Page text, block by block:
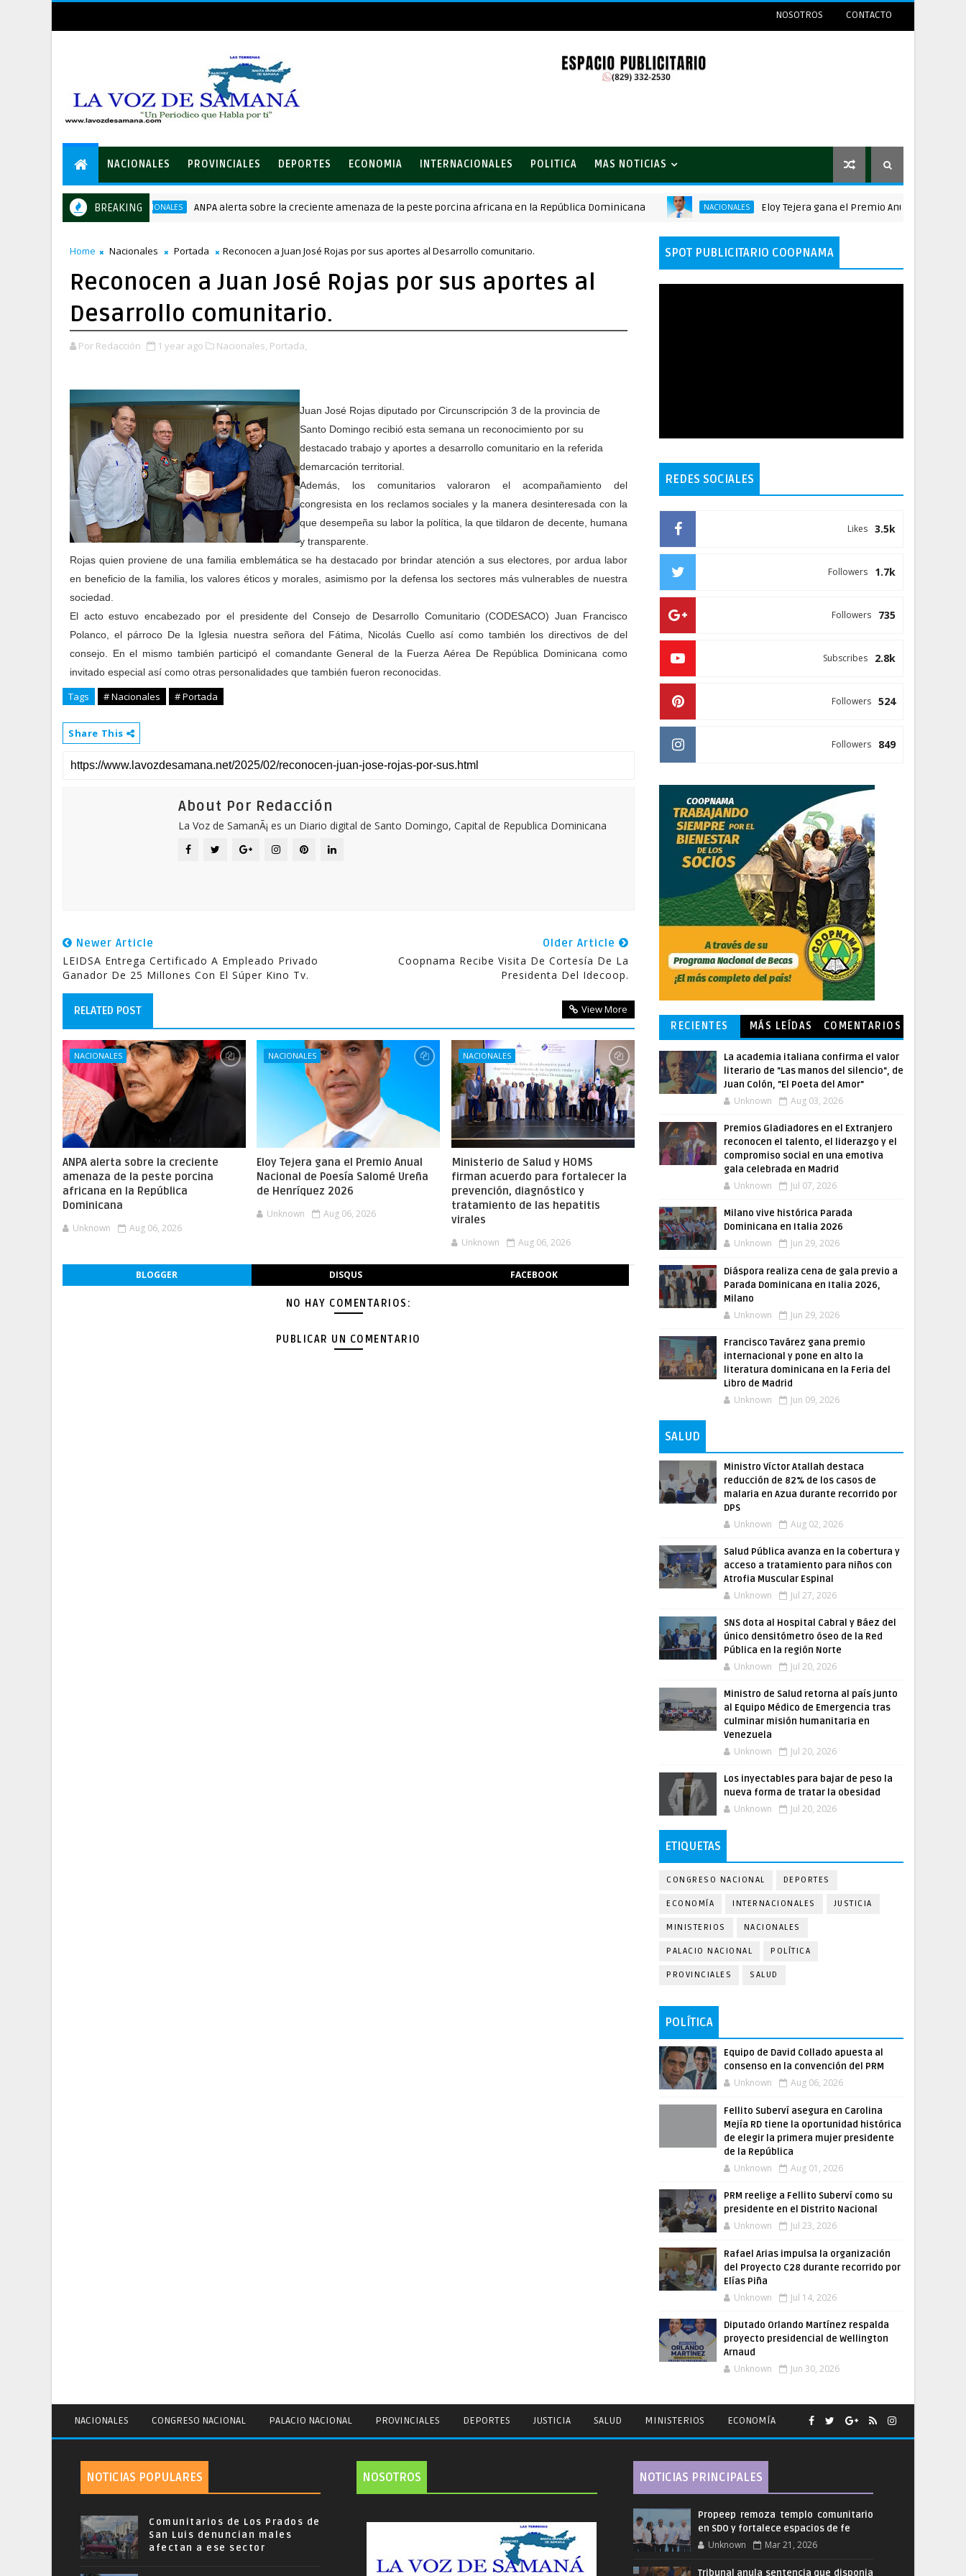
NOSOTROS CONTACTO
NACIONALES PROVINCIALES DEPORTES ECONOMIA INTERNACIONALES POLITICA MAS NOTICIAS
BREAKING
NACIONALES ANPA alerta sobre la creciente amenaza de la peste porcina africana en la República Dominicana NACIONALES Eloy Tejera gana el Premio Anual Nacional de
Home Nacionales Portada Reconocen a Juan José Rojas por sus aportes al Desarrollo comunitario.
Reconocen a Juan José Rojas por sus aportes al
Desarrollo comunitario.
Por Redacción 1 year ago Nacionales, Portada,
Juan José Rojas diputado por Circunscripción 3 de la provincia de
Santo Domingo recibió esta semana un reconocimiento por su
destacado trabajo y aportes a desarrollo comunitario en la referida
demarcación territorial.
Además, los comunitarios valoraron el acompañamiento del
congresista en los reclamos sociales y la manera desinteresada con la
que desempeña su labor la política, la que tildaron de decente, humana
y transparente.
Rojas quien proviene de una familia emblemática se ha destacado por brindar atención a sus electores, por ardua labor
en beneficio de la familia, los valores éticos y morales, asimismo por la defensa los sectores más vulnerables de nuestra
sociedad.
El acto estuvo encabezado por el presidente del Consejo de Desarrollo Comunitario (CODESACO) Juan Francisco
Polanco, el párroco De la Iglesia nuestra señora del Fátima, Nicolás Cuello así como también los directivos de del
consejo. En el mismo también participó el comandante General de la Fuerza Aérea De República Dominicana como
invitado especial así como otras personalidades que también fueron reconocidas.
Tags # Nacionales # Portada
Share This
About Por Redacción
La Voz de SamanÃ¡ es un Diario digital de Santo Domingo, Capital de Republica Dominicana
Newer Article
LEIDSA Entrega Certificado A Empleado Privado
Ganador De 25 Millones Con El Súper Kino Tv.
Older Article
Coopnama Recibe Visita De Cortesía De La
Presidenta Del Idecoop.
RELATED POST View More
NACIONALES
ANPA alerta sobre la creciente
amenaza de la peste porcina
africana en la República
Dominicana
Unknown Aug 06, 2026
NACIONALES
Eloy Tejera gana el Premio Anual
Nacional de Poesía Salomé Ureña
de Henríquez 2026
Unknown Aug 06, 2026
NACIONALES
Ministerio de Salud y HOMS
firman acuerdo para fortalecer la
prevención, diagnóstico y
tratamiento de las hepatitis
virales
Unknown Aug 06, 2026
BLOGGER DISQUS FACEBOOK
NO HAY COMENTARIOS:
PUBLICAR UN COMENTARIO
SPOT PUBLICITARIO COOPNAMA
REDES SOCIALES
3.5k
Likes
1.7k
Followers
735
Followers
2.8k
Subscribes
524
Followers
849
Followers
RECIENTES MÁS LEÍDAS COMENTARIOS
La academia italiana confirma el valor
literario de "Las manos del silencio", de
Juan Colón, "El Poeta del Amor"
Unknown Aug 03, 2026
Premios Gladiadores en el Extranjero
reconocen el talento, el liderazgo y el
compromiso social en una emotiva
gala celebrada en Madrid
Unknown Jul 07, 2026
Milano vive histórica Parada
Dominicana en Italia 2026
Unknown Jun 29, 2026
Diáspora realiza cena de gala previo a
Parada Dominicana en Italia 2026,
Milano
Unknown Jun 29, 2026
Francisco Tavárez gana premio
internacional y pone en alto la
literatura dominicana en la Feria del
Libro de Madrid
Unknown Jun 09, 2026
SALUD
Ministro Víctor Atallah destaca
reducción de 82% de los casos de
malaria en Azua durante recorrido por
DPS
Unknown Aug 02, 2026
Salud Pública avanza en la cobertura y
acceso a tratamiento para niños con
Atrofia Muscular Espinal
Unknown Jul 27, 2026
SNS dota al Hospital Cabral y Báez del
único densitómetro óseo de la Red
Pública en la región Norte
Unknown Jul 20, 2026
Ministro de Salud retorna al país junto
al Equipo Médico de Emergencia tras
culminar misión humanitaria en
Venezuela
Unknown Jul 20, 2026
Los inyectables para bajar de peso la
nueva forma de tratar la obesidad
Unknown Jul 20, 2026
ETIQUETAS
CONGRESO NACIONAL DEPORTES
ECONOMÍA INTERNACIONALES JUSTICIA
MINISTERIOS NACIONALES
PALACIO NACIONAL POLÍTICA
PROVINCIALES SALUD
POLÍTICA
Equipo de David Collado apuesta al
consenso en la convención del PRM
Unknown Aug 06, 2026
Fellito Suberví asegura en Carolina
Mejía RD tiene la oportunidad histórica
de elegir la primera mujer presidente
de la República
Unknown Aug 01, 2026
PRM reelige a Fellito Suberví como su
presidente en el Distrito Nacional
Unknown Jul 23, 2026
Rafael Arias impulsa la organización
del Proyecto C28 durante recorrido por
Elías Piña
Unknown Jul 14, 2026
Diputado Orlando Martínez respalda
proyecto presidencial de Wellington
Arnaud
Unknown Jun 30, 2026
NACIONALES CONGRESO NACIONAL PALACIO NACIONAL PROVINCIALES DEPORTES JUSTICIA SALUD MINISTERIOS ECONOMÍA
NOTICIAS POPULARES
Comunitarios de Los Prados de
San Luis denuncian males
afectan a ese sector
NOSOTROS NOTICIAS PRINCIPALES
Propeep remoza templo comunitario
en SDO y fortalece espacios de fe
Unknown Mar 21, 2026
Tribunal anula sentencia que disponia